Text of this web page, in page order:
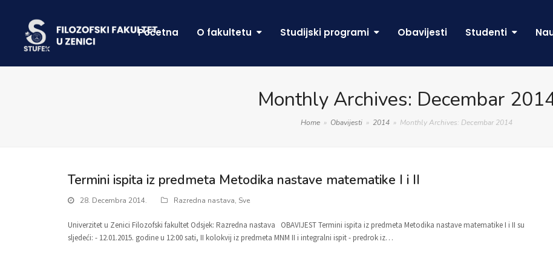
Početna O fakultetu Studijski programi Obavijesti Studenti
Monthly Archives: Decembar
Home » Obavijesti » 2014 » Monthly Archives: Decembar 2014
Termini ispita iz predmeta Metodika nastave matematike I i II
28. Decembra 2014. Razredna nastava, Sve
Univerzitet u Zenici Filozofski fakultet Odsjek: Razredna nastava OBAVIJEST Termini ispita iz predmeta Metodika nastave matematike I i II su
sljedeći: - 12.01.2015. godine u 12:00 sati, II kolokvij iz predmeta MNM II i integralni ispit - predrok iz…